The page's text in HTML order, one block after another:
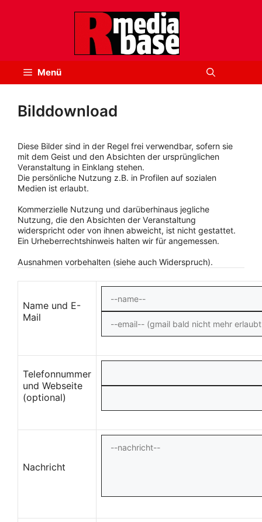
Menü
Bilddownload
Diese Bilder sind in der Regel frei verwendbar, sofern sie
mit dem Geist und den Absichten der ursprünglichen
Veranstaltung in Einklang stehen.
Die persönliche Nutzung z.B. in Profilen auf sozialen
Medien ist erlaubt.
Kommerzielle Nutzung und darüberhinaus jegliche
Nutzung, die den Absichten der Veranstaltung
widerspricht oder von ihnen abweicht, ist nicht gestattet.
Ein Urheberrechtshinweis halten wir für angemessen.
Ausnahmen vorbehalten (siehe auch Widerspruch).
Name und E-
Mail
Telefonnummer
und Webseite
(optional)
Nachricht